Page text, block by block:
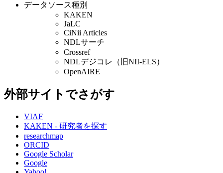
データソース種別
KAKEN
JaLC
CiNii Articles
NDLサーチ
Crossref
NDLデジコレ（旧NII-ELS）
OpenAIRE
外部サイトでさがす
VIAF
KAKEN - 研究者を探す
researchmap
ORCID
Google Scholar
Google